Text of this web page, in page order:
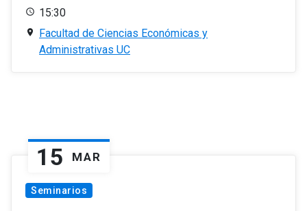
15:30
Facultad de Ciencias Económicas y
Administrativas UC
15 MAR
Seminarios